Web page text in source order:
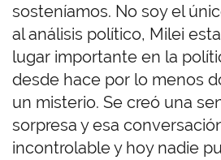
sosteníamos. No soy el
al análisis político, Milei
lugar importante en la
desde hace por lo menos
un misterio. Se creó una
sorpresa y esa
incontrolable y hoy nadie